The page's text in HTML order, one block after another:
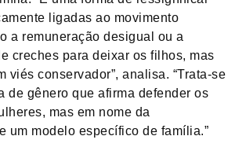
ligadas ao movimento
a remuneração desigual ou a
creches para deixar os filhos, mas
viés conservador”, analisa. “Trata-se
de gênero que afirma defender os
mas em nome da
um modelo específico de família.”